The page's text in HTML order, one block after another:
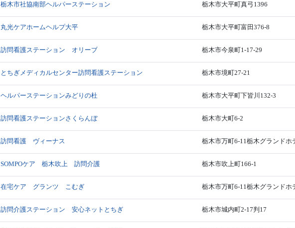
栃木市社協南部ヘルパーステーション 栃木市大平町真弓1396
丸光ケアホームヘルプ大平 栃木市大平町富田376-8
訪問看護ステーション オリーブ 栃木市今泉町1-17-29
とちぎメディカルセンター訪問看護ステーション 栃木市境町27-21
ヘルパーステーションみどりの杜 栃木市大平町下皆川132-3
訪問看護ステーションさくらんぼ 栃木市大町6-2
訪問看護 ヴィーナス 栃木市万町6-11栃木グランドホ
SOMPOケア 栃木吹上 訪問介護 栃木市吹上町166-1
在宅ケア グランツ こむぎ 栃木市万町6-11栃木グランドホ
訪問介護ステーション 安心ネットとちぎ 栃木市城内町2-17判17